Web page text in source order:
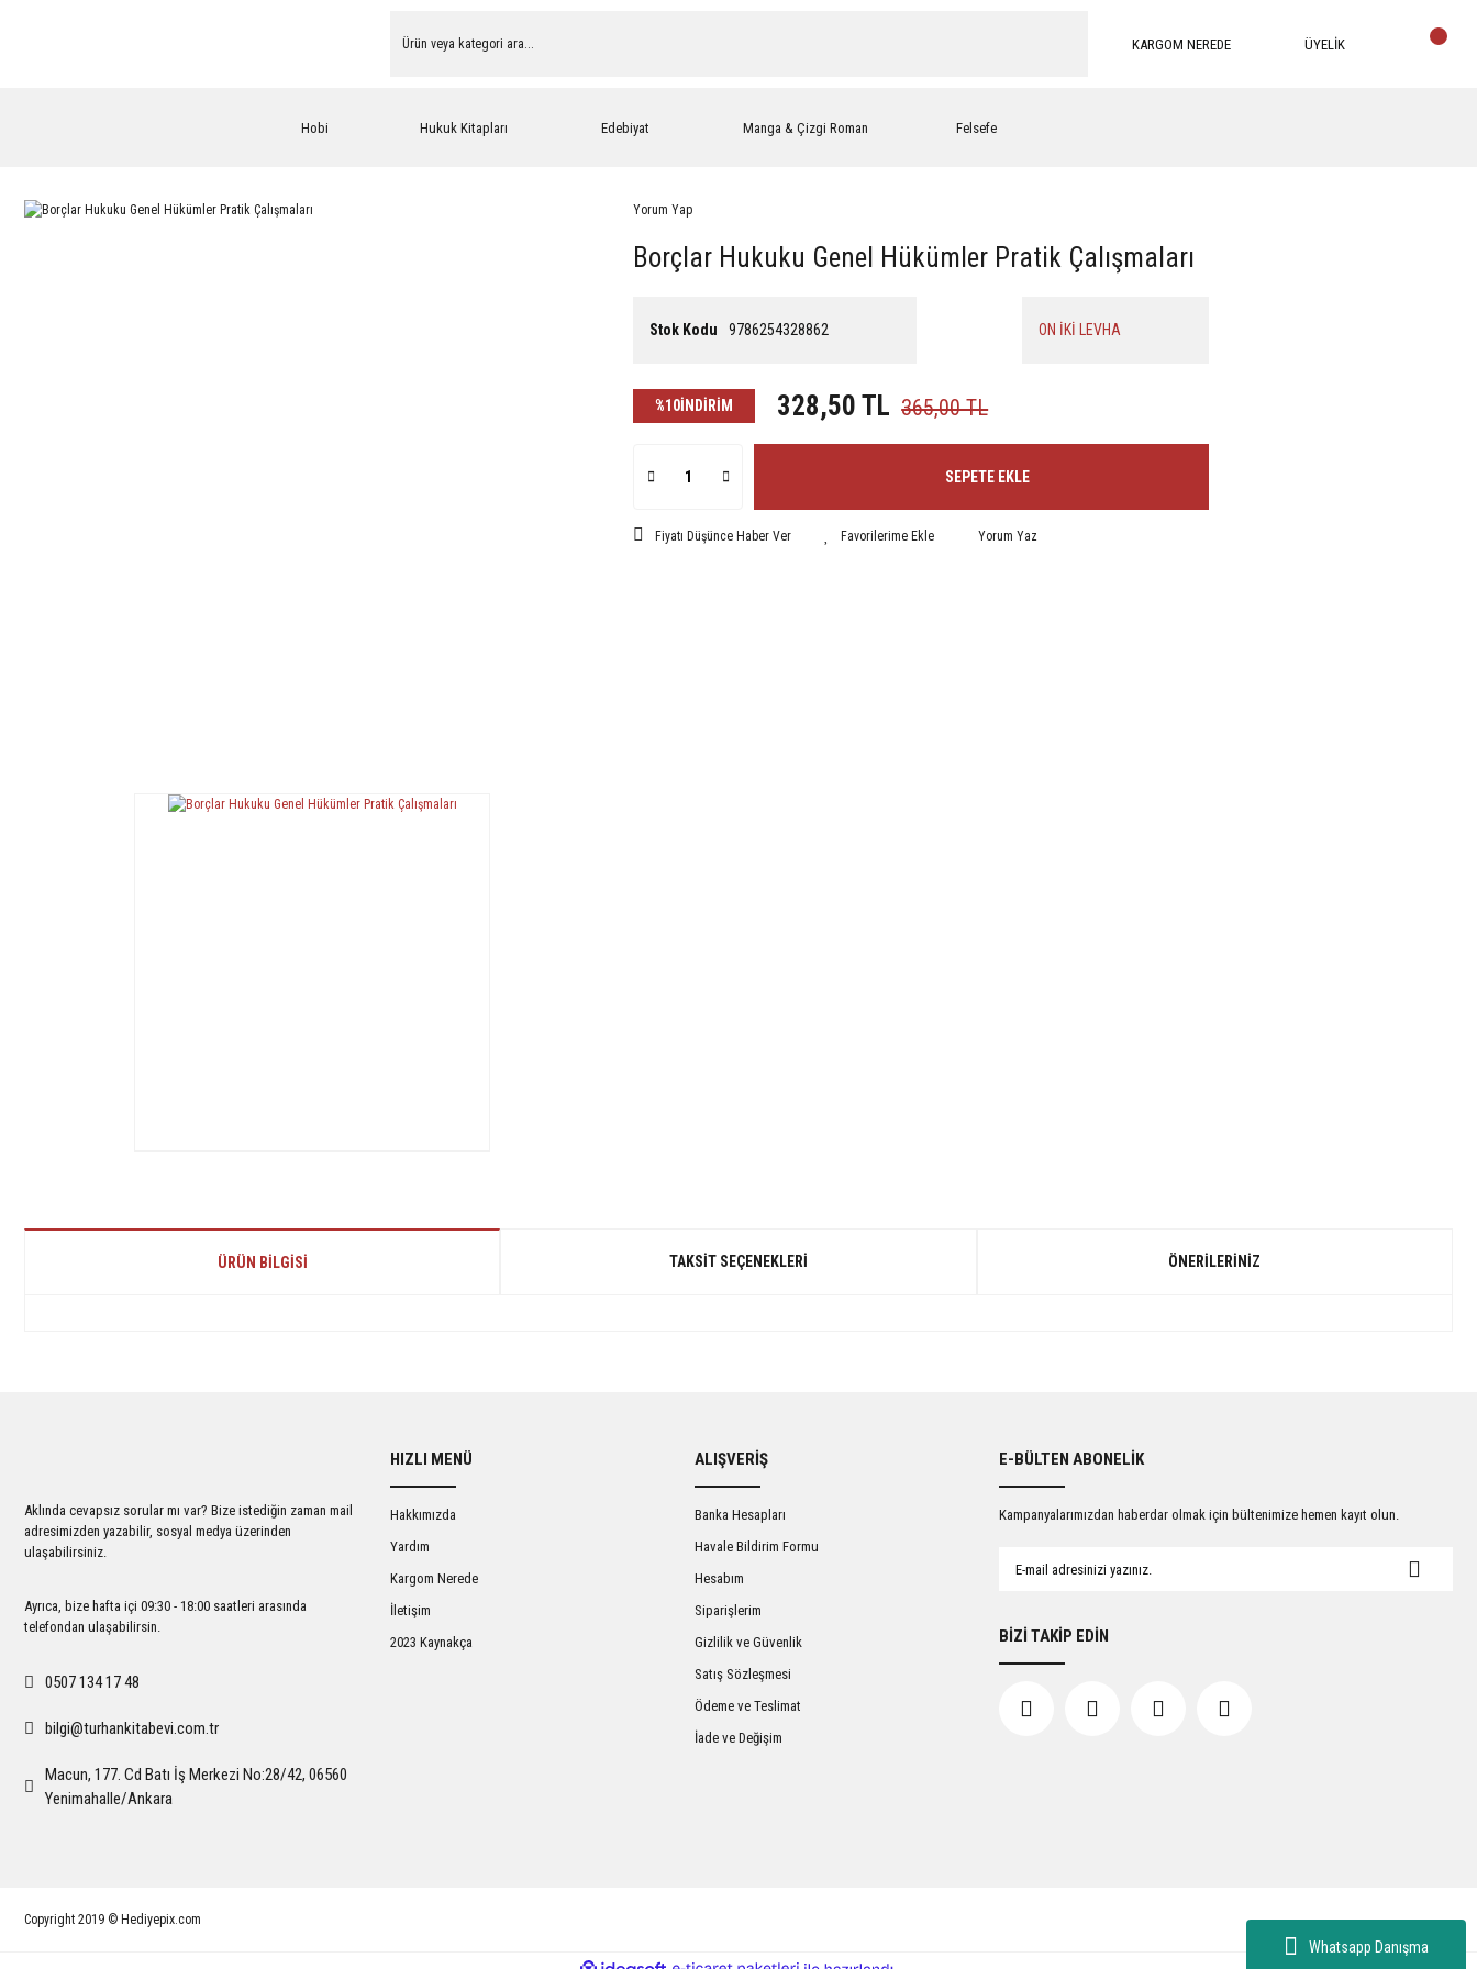
Whatsapp Danışma
KARGOM NEREDE ÜYELİK
Hobi Hukuk Kitapları Edebiyat Manga & Çizgi Roman Felsefe
Yorum Yap
Borçlar Hukuku Genel Hükümler Pratik Çalışmaları
Stok Kodu 9786254328862 ON İKİ LEVHA
%10İNDİRİM 328,50 TL 365,00 TL
SEPETE EKLE
Fiyatı Düşünce Haber Ver Yorum Yaz
ÜRÜN BILGISI TAKSIT SEÇENEKLERI ÖNERILERINIZ
Ürün fiyatı diğer sitelerden daha pahalı.
Bu ürüne benzer farklı alternatifler olmalı.
Gönder
Aklında cevapsız sorular mı var? Bize istediğin zaman mail
adresimizden yazabilir, sosyal medya üzerinden
ulaşabilirsiniz.
Ayrıca, bize hafta içi 09:30 - 18:00 saatleri arasında
telefondan ulaşabilirsin.
0507 134 17 48
bilgi@turhankitabevi.com.tr
Macun, 177. Cd Batı İş Merkezi No:28/42, 06560
Yenimahalle/Ankara
HIZLI MENÜ
Hakkımızda
Yardım
Kargom Nerede
İletişim
2023 Kaynakça
ALIŞVERİŞ
Banka Hesapları
Havale Bildirim Formu
Hesabım
Siparişlerim
Gizlilik ve Güvenlik
Satış Sözleşmesi
Ödeme ve Teslimat
İade ve Değişim
E-BÜLTEN ABONELİK
Kampanyalarımızdan haberdar olmak için bültenimize hemen kayıt olun.
BİZİ TAKİP EDİN
Copyright 2019 © Hediyepix.com